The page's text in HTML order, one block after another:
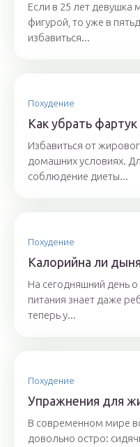
Если в 25 лет девушка
фигурой, то уже в
избавиться...
Похудение
Как убрать
Избавиться от
домашних условиях.
соблюдение диеты...
Похудение
Калорийна ли дыня
На сегодняшний день
питания знает даже
теперь у...
Похудение
Упражнения для
В современном мире
довольно остро: